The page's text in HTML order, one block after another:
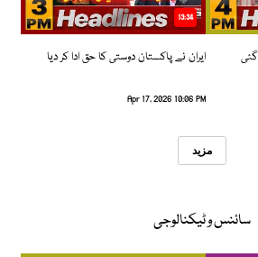
13:34
ایران نے پاکستان دوستی کا حق ادا کر دیا
Apr 17, 2026 10:06 PM
مزید
سائنس و ٹیکنالوجی